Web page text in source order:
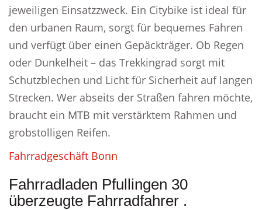
jeweiligen Einsatzzweck. Ein Citybike ist ideal für
den urbanen Raum, sorgt für bequemes Fahren
und verfügt über einen Gepäckträger. Ob Regen
oder Dunkelheit – das Trekkingrad sorgt mit
Schutzblechen und Licht für Sicherheit auf langen
Strecken. Wer abseits der Straßen fahren möchte,
braucht ein MTB mit verstärktem Rahmen und
grobstolligen Reifen.
Fahrradgeschäft Bonn
Fahrradladen Pfullingen 30
überzeugte Fahrradfahrer .